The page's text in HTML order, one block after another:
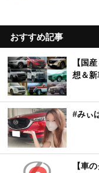
おすすめ記事
【国
想＆
#みぃ
【車